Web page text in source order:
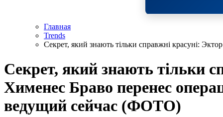
Главная
Trends
Секрет, який знають тільки справжні красуні:
Секрет, який знають тільки
Хименес Браво перенес
ведущий сейчас (ФОТО)